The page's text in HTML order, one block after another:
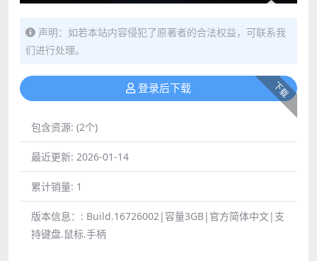
声明：如若本站内容侵犯了原著者的合法权益，可联系我
们进行处理。
下载
登录后下载
包含资源: (2个)
最近更新: 2026-01-14
累计销量: 1
版本信息：: Build.16726002|容量3GB|官方简体中文|支
持键盘.鼠标.手柄